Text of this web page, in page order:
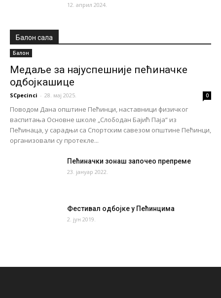
12. април 2024.
Балон сала
Балон
Медаље за најуспешније пећиначке
одбојкашице
SCpecinci - 28. мај 2025. 0
Поводом Дана општине Пећинци, наставници физичког
васпитања Основне школе „Слободан Бајић Паја“ из
Пећинаца, у сарадњи са Спортским савезом општине Пећинци,
организовали су протекле...
Пећиначки зонаш започео препреме
23. јануар 2022.
Фестивал одбојке у Пећинцима
2. јун 2019.